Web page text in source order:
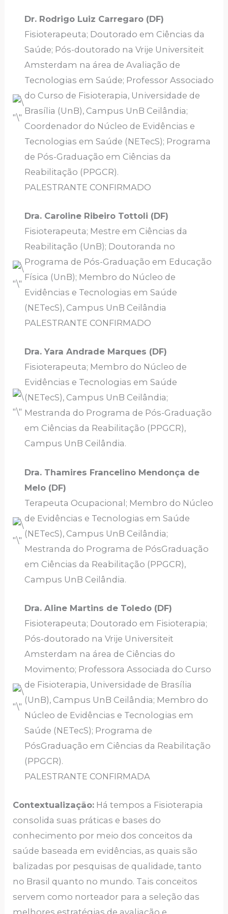
Dr. Rodrigo Luiz Carregaro (DF)
Fisioterapeuta; Doutorado em Ciências da
Saúde; Pós-doutorado na Vrije Universiteit
Amsterdam na área de Avaliação de
Tecnologias em Saúde; Professor Associado
do Curso de Fisioterapia, Universidade de
Brasília (UnB), Campus UnB Ceilândia;
Coordenador do Núcleo de Evidências e
Tecnologias em Saúde (NETecS); Programa
de Pós-Graduação em Ciências da
Reabilitação (PPGCR).
PALESTRANTE CONFIRMADO
Dra. Caroline Ribeiro Tottoli (DF)
Fisioterapeuta; Mestre em Ciências da
Reabilitação (UnB); Doutoranda no
Programa de Pós-Graduação em Educação
Física (UnB); Membro do Núcleo de
Evidências e Tecnologias em Saúde
(NETecS), Campus UnB Ceilândia
PALESTRANTE CONFIRMADO
Dra. Yara Andrade Marques (DF)
Fisioterapeuta; Membro do Núcleo de
Evidências e Tecnologias em Saúde
(NETecS), Campus UnB Ceilândia;
Mestranda do Programa de Pós-Graduação
em Ciências da Reabilitação (PPGCR),
Campus UnB Ceilândia.
Dra. Thamires Francelino Mendonça de
Melo (DF)
Terapeuta Ocupacional; Membro do Núcleo
de Evidências e Tecnologias em Saúde
(NETecS), Campus UnB Ceilândia;
Mestranda do Programa de PósGraduação
em Ciências da Reabilitação (PPGCR),
Campus UnB Ceilândia.
Dra. Aline Martins de Toledo (DF)
Fisioterapeuta; Doutorado em Fisioterapia;
Pós-doutorado na Vrije Universiteit
Amsterdam na área de Ciências do
Movimento; Professora Associada do Curso
de Fisioterapia, Universidade de Brasília
(UnB), Campus UnB Ceilândia; Membro do
Núcleo de Evidências e Tecnologias em
Saúde (NETecS); Programa de
PósGraduação em Ciências da Reabilitação
(PPGCR).
PALESTRANTE CONFIRMADA
Contextualização: Há tempos a Fisioterapia
consolida suas práticas e bases do
conhecimento por meio dos conceitos da
saúde baseada em evidências, as quais são
balizadas por pesquisas de qualidade, tanto
no Brasil quanto no mundo. Tais conceitos
servem como norteador para a seleção das